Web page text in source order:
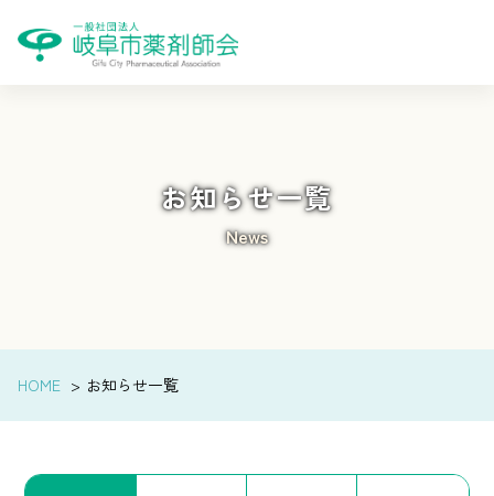
お知らせ一覧
News
HOME お知らせ一覧